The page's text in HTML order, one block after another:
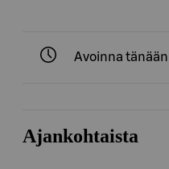
Avoinna
Ajankohtaista